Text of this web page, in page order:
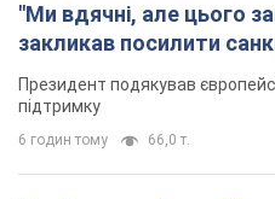
"Ми вдячні, але цього
закликав посилити
Президент подякував
підтримку
6 годин тому 66,0 т.